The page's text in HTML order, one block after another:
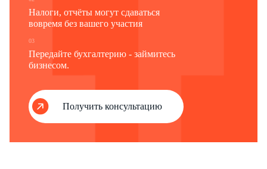
Налоги, отчёты могут сдаваться
вовремя без вашего участия
03
Передайте бухгалтерию - займитесь
бизнесом.
Получить консультацию